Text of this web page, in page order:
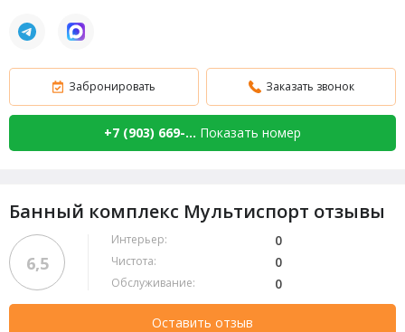
Забронировать Заказать звонок
+7 (903) 669-... Показать номер
Банный комплекс Мультиспорт отзывы
6,5
Интерьер: 0
Чистота: 0
Обслуживание: 0
Оставить отзыв